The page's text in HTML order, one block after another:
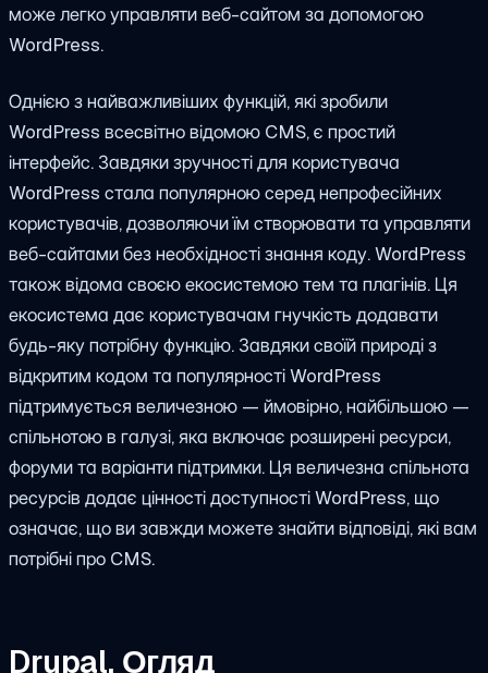
може легко управляти веб-сайтом за допомогою
WordPress.
Однією з найважливіших функцій, які зробили
WordPress всесвітно відомою CMS, є простий
інтерфейс. Завдяки зручності для користувача
WordPress стала популярною серед непрофесійних
користувачів, дозволяючи їм створювати та управляти
веб-сайтами без необхідності знання коду. WordPress
також відома своєю екосистемою тем та плагінів. Ця
екосистема дає користувачам гнучкість додавати
будь-яку потрібну функцію. Завдяки своїй природі з
відкритим кодом та популярності WordPress
підтримується величезною — ймовірно, найбільшою —
спільнотою в галузі, яка включає розширені ресурси,
форуми та варіанти підтримки. Ця величезна спільнота
ресурсів додає цінності доступності WordPress, що
означає, що ви завжди можете знайти відповіді, які вам
потрібні про CMS.
Drupal. Огляд